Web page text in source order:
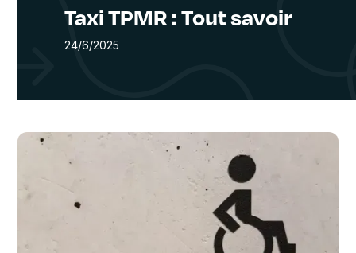
Taxi TPMR : Tout savoir
24/6/2025